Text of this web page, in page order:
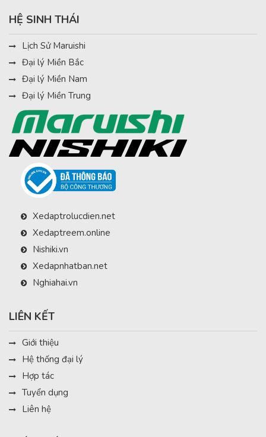
HỆ SINH THÁI
Lịch Sử Maruishi
Đại lý Miền Bắc
Đại lý Miền Nam
Đại lý Miền Trung
Xedaptrolucdien.net
Xedaptreem.online
Nishiki.vn
Xedapnhatban.net
Nghiahai.vn
LIÊN KẾT
Giới thiệu
Hệ thống đại lý
Hợp tác
Tuyển dụng
Liên hệ